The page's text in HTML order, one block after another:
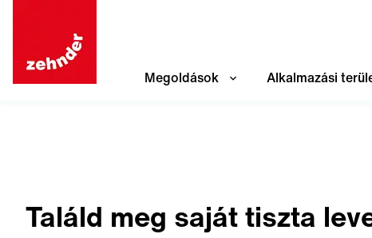
Megoldások Alkalmazási
Találd meg saját tiszta